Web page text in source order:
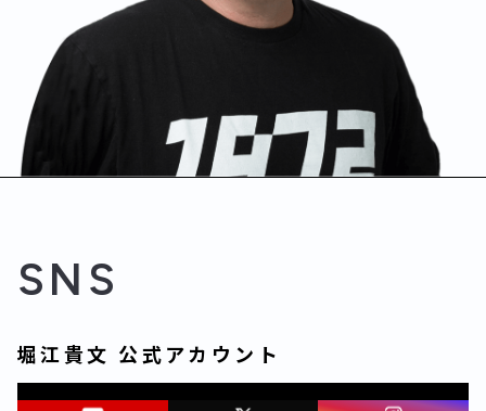
SNS
堀江貴文 公式アカウント